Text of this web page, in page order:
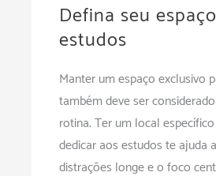
Defina seu
estudos
Manter um espaço exclusivo
também deve ser
rotina. Ter um local
dedicar aos estudos te ajuda
distrações longe e o foco